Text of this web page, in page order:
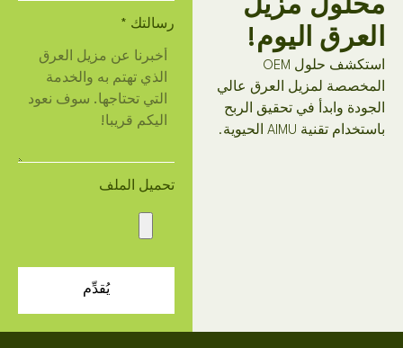
محلول مزيل
العرق اليوم!
استكشف حلول OEM
المخصصة لمزيل العرق عالي
الجودة وابدأ في تحقيق الربح
باستخدام تقنية AIMU الحيوية.
رسالتك *
تحميل الملف
يُقدِّم